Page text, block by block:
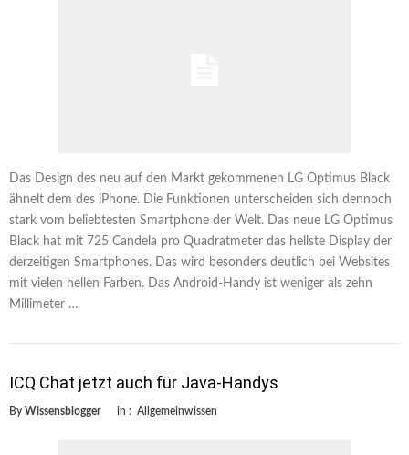
Das Design des neu auf den Markt gekommenen LG Optimus Black
ähnelt dem des iPhone. Die Funktionen unterscheiden sich dennoch
stark vom beliebtesten Smartphone der Welt. Das neue LG Optimus
Black hat mit 725 Candela pro Quadratmeter das hellste Display der
derzeitigen Smartphones. Das wird besonders deutlich bei Websites
mit vielen hellen Farben. Das Android-Handy ist weniger als zehn
Millimeter …
ICQ Chat jetzt auch für Java-Handys
By Wissensblogger in : Allgemeinwissen